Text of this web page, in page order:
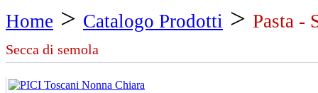
Home > Catalogo Prodotti > Pasta -
Secca di semola